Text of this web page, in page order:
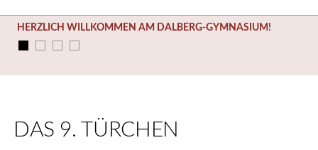
HERZLICH WILLKOMMEN AM DALBERG-GYMNASIUM!
DAS 9. TÜRCHEN